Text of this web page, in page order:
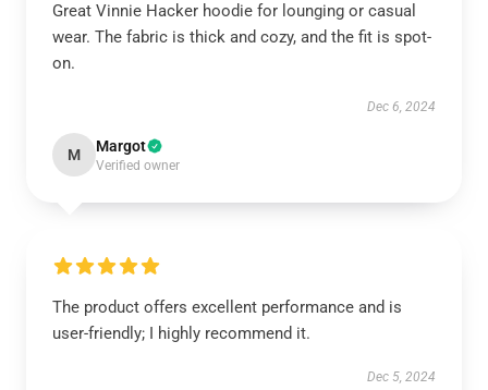
Great Vinnie Hacker hoodie for lounging or casual
wear. The fabric is thick and cozy, and the fit is spot-
on.
Dec 6, 2024
M Margot
Verified owner
The product offers excellent performance and is
user-friendly; I highly recommend it.
Dec 5, 2024